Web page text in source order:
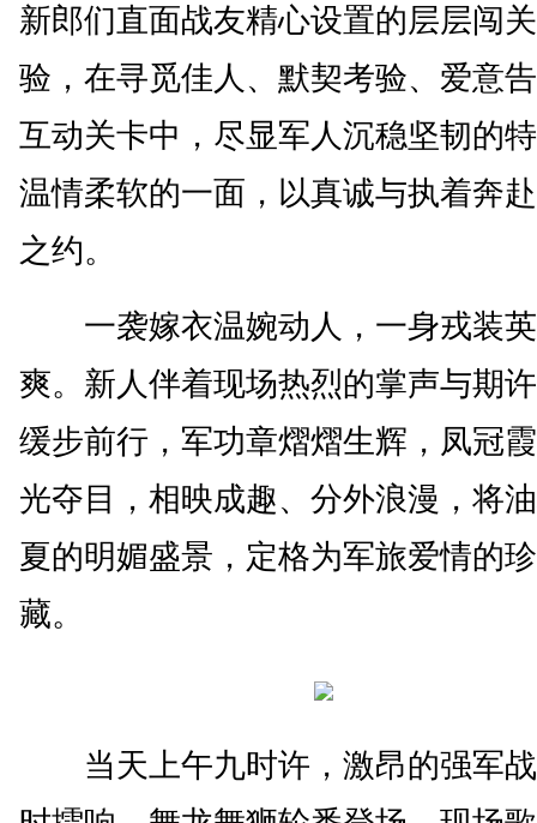
新郎们直面战友精心设置的层层闯
验，在寻觅佳人、默契考验、爱意
互动关卡中，尽显军人沉稳坚韧的
温情柔软的一面，以真诚与执着奔
之约。
一袭嫁衣温婉动人，一身戎装
爽。新人伴着现场热烈的掌声与期
缓步前行，军功章熠熠生辉，凤冠
光夺目，相映成趣、分外浪漫，将
夏的明媚盛景，定格为军旅爱情的
藏。
当天上午九时许，激昂的强军